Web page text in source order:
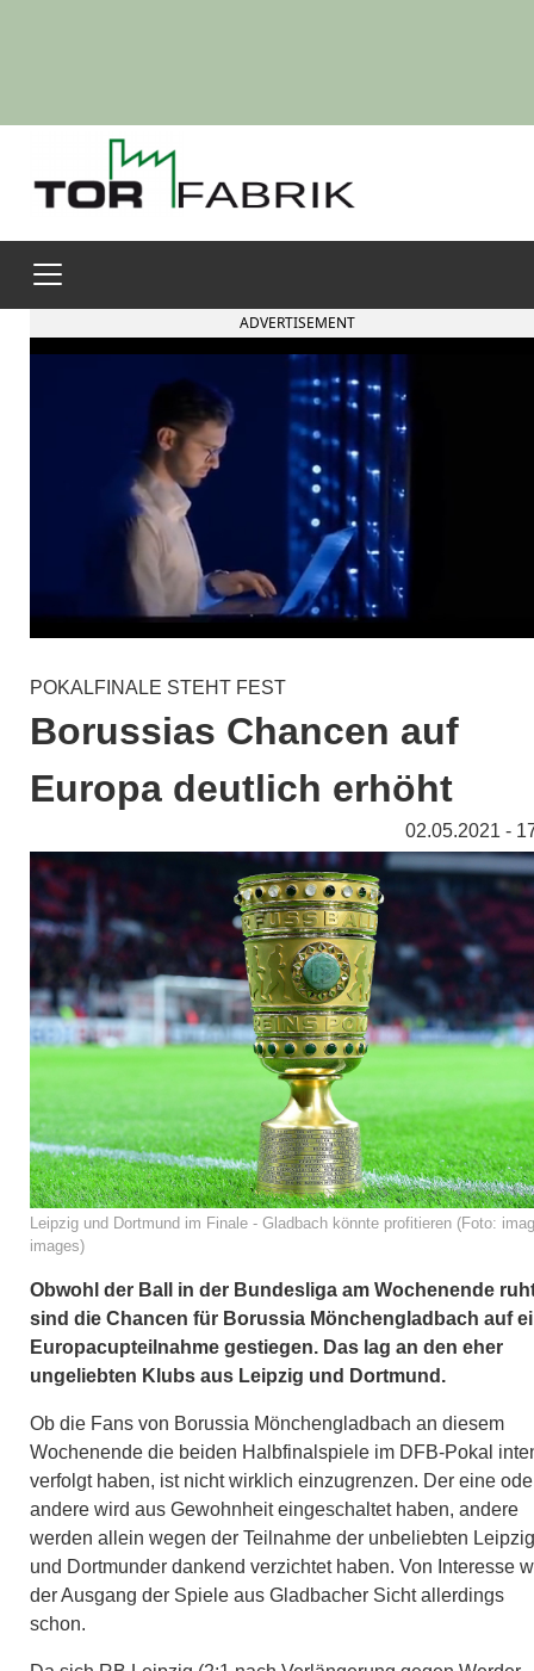
ADVERTISEMENT
POKALFINALE STEHT FEST
Borussias Chancen auf
Europa deutlich erhöht
02.05.2021 -
Leipzig und Dortmund im Finale - Gladbach könnte profitieren (Foto:
images)
Obwohl der Ball in der Bundesliga am Wochenende
sind die Chancen für Borussia Mönchengladbach auf
Europacupteilnahme gestiegen. Das lag an den eher
ungeliebten Klubs aus Leipzig und Dortmund.
Ob die Fans von Borussia Mönchengladbach an diesem
Wochenende die beiden Halbfinalspiele im DFB-Pokal
verfolgt haben, ist nicht wirklich einzugrenzen. Der eine
andere wird aus Gewohnheit eingeschaltet haben, andere
werden allein wegen der Teilnahme der unbeliebten
und Dortmunder dankend verzichtet haben. Von Interesse
der Ausgang der Spiele aus Gladbacher Sicht allerdings
schon.